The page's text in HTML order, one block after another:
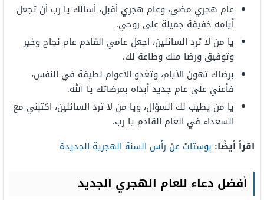
عام هجري مضى، وعام هجري أقبل، أسألك يا رب أن تجعل
أيامه خفيفة جميلة على روحي.
يا من لا ترد السائلين، اجعل عامي القادم عام نجاح وخير
وتوفيق ورضا منك وطاعة لك.
برضاك تهون الأيام، وتغدو الأعوام لطيفة في النفس،
فأعني على عام جديد أبداه بمرضاتك يا الله.
يا من يطيب لك السؤال، ويا من لا ترد السائلين، اكتبني مع
السعداء في العام القادم يا رب.
اقرأ أيضًا: بوستات عن رأس السنة الهجرية الجديدة
أفضل دعاء للعام الهجري الجديد